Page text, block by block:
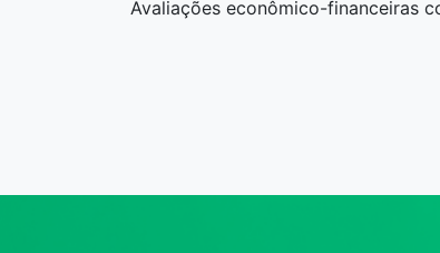
Avaliações econômico-financeiras